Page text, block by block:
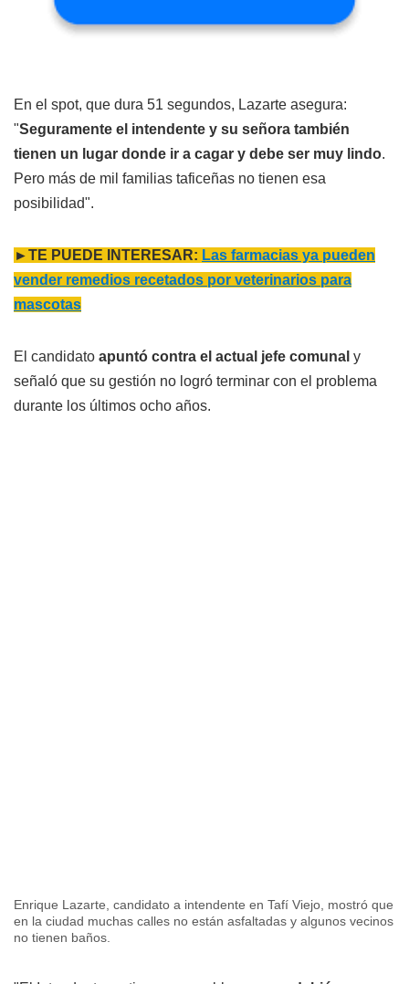
En el spot, que dura 51 segundos, Lazarte asegura:
"Seguramente el intendente y su señora también
tienen un lugar donde ir a cagar y debe ser muy lindo.
Pero más de mil familias taficeñas no tienen esa
posibilidad".
►TE PUEDE INTERESAR: Las farmacias ya pueden
vender remedios recetados por veterinarios para
mascotas
El candidato apuntó contra el actual jefe comunal y
señaló que su gestión no logró terminar con el problema
durante los últimos ocho años.
Enrique Lazarte, candidato a intendente en Tafí Viejo, mostró que
en la ciudad muchas calles no están asfaltadas y algunos vecinos
no tienen baños.